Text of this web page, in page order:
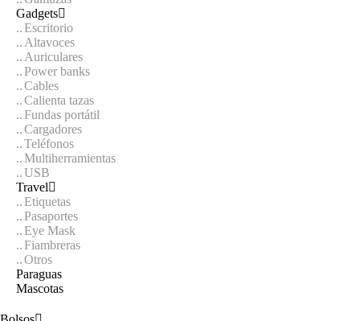
Gadgets
Escritorio
Altavoces
Auriculares
Power banks
Cables
Calienta tazas
Fundas portátil
Cargadores
Teléfonos
Multiherramientas
USB
Travel
Etiquetas
Pasaportes
Eye Mask
Fiambreras
Otros
Paraguas
Mascotas